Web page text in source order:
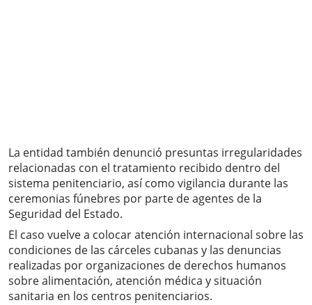
La entidad también denunció presuntas irregularidades
relacionadas con el tratamiento recibido dentro del
sistema penitenciario, así como vigilancia durante las
ceremonias fúnebres por parte de agentes de la
Seguridad del Estado.
El caso vuelve a colocar atención internacional sobre las
condiciones de las cárceles cubanas y las denuncias
realizadas por organizaciones de derechos humanos
sobre alimentación, atención médica y situación
sanitaria en los centros penitenciarios.